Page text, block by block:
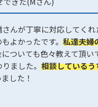
んが丁寧に対応してく
よかったです。 私達夫婦
ついても色々教えて頂
ました。 相談している
した！